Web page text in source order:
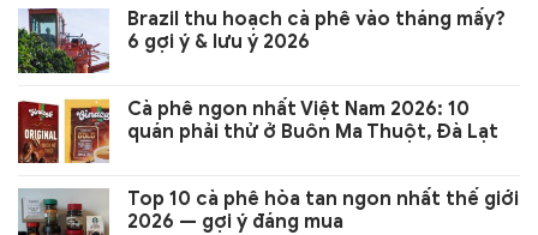
Brazil thu hoạch cà phê vào tháng mấy?
6 gợi ý & lưu ý 2026
Cà phê ngon nhất Việt Nam 2026: 10
quán phải thử ở Buôn Ma Thuột, Đà Lạt
Top 10 cà phê hòa tan ngon nhất thế giới
2026 — gợi ý đáng mua